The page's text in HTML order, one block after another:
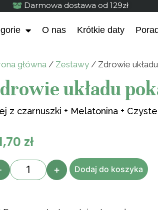
Darmowa dostawa od 129zł
O nas Krótkie daty
główna/ Zestawy/ Zdrowie
układu
z czarnuszki + Melatonina +
zł
+ Dodaj do koszyka
Błonnik
płesznik i
17,90zł